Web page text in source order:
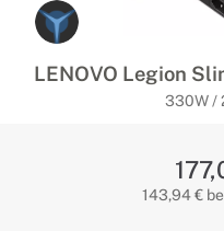
LENOVO Legion
330W /
143,94 €